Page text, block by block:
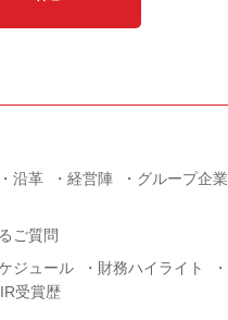
沿革 経営陣 グループ企業
ご質問
ジュール 財務ハイライト
IR受賞歴